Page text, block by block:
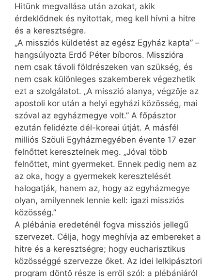
Hitünk megvallása után azokat, akik
érdeklődnek és nyitottak, meg kell hívni a hitre
és a keresztségre.
„A missziós küldetést az egész Egyház kapta” –
hangsúlyozta Erdő Péter bíboros. Misszióra
nem csak távoli földrészeken van szükség, és
nem csak különleges szakemberek végezhetik
ezt a szolgálatot. „A misszió alanya, végzője az
apostoli kor után a helyi egyházi közösség, mai
szóval az egyházmegye volt.” A főpásztor
ezután felidézte dél-koreai útját. A másfél
milliós Szöuli Egyházmegyében évente 17 ezer
felnőttet keresztelnek meg. „Jóval több
felnőttet, mint gyermeket. Ennek pedig nem az
az oka, hogy a gyermekek keresztelését
halogatják, hanem az, hogy az egyházmegye
olyan, amilyennek lennie kell: igazi missziós
közösség.”
A plébánia eredeténél fogva missziós jellegű
szervezet. Célja, hogy meghívja az embereket a
hitre és a keresztségre; hogy eucharisztikus
közösséggé szervezze őket. Az idei lelkipásztori
program döntő része is erről szól: a plébániáról